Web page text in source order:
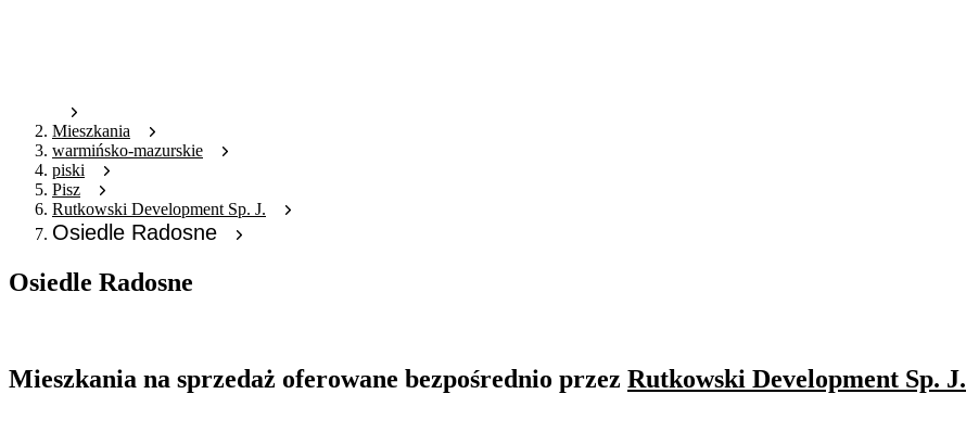
Mieszkania
warmińsko-mazurskie
piski
Pisz
Rutkowski Development Sp. J.
Osiedle Radosne
Osiedle Radosne
Mieszkania na sprzedaż oferowane bezpośrednio przez Rutkowski Development Sp. J.